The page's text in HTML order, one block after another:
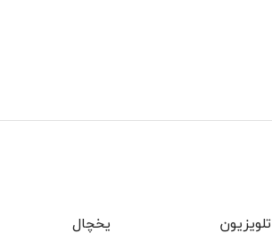
تلویزیون یخچال